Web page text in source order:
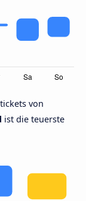
von
ist die teuerste